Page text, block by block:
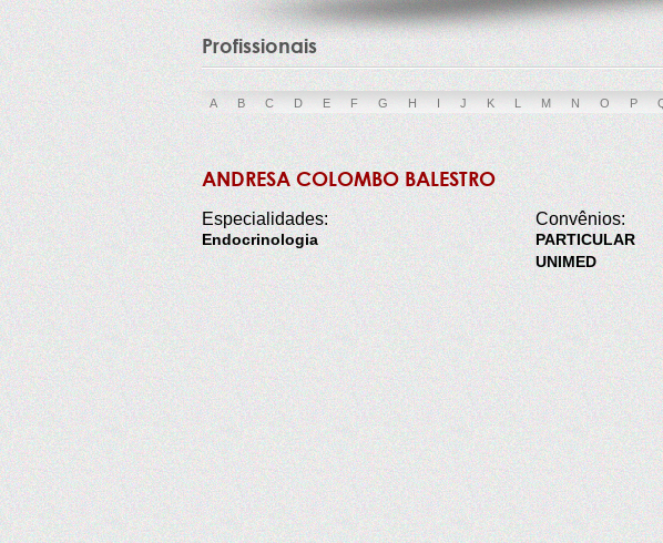
Profissionais
A B C D E F G H I J K L M N O P
ANDRESA COLOMBO BALESTRO
Especialidades:
Endocrinologia
Convênios:
PARTICULAR
UNIMED